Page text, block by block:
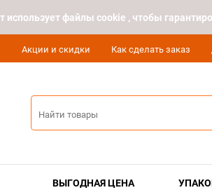
использует файлы cookie , чтобы
Акции и скидки Как сделать заказ
ВЫГОДНАЯ ЦЕНА